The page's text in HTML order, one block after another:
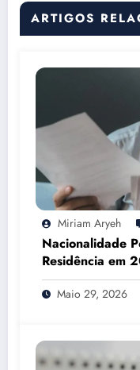
ARTIGOS
Miriam Aryeh
Nacionalidade
Residência em
Mesmo
Maio 29, 2026